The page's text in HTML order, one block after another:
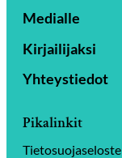
Medialle
Kirjailijaksi
Yhteystiedot
Pikalinkit
Tietosuojaseloste